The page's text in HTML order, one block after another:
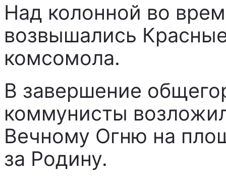
Над колонной во
возвышались
комсомола.
В завершение
коммунисты
Вечному Огню на
за Родину.